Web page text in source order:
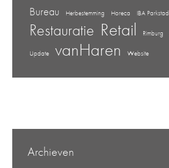
Bureau Herbestemming Horeca IBA Parkstad
Restauratie Retail Rimburg
Update vanHaren Website
Archieven